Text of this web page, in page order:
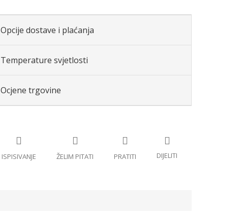
Opcije dostave i plaćanja
Temperature svjetlosti
Ocjene trgovine